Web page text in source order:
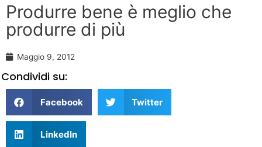
Produrre bene è meglio che
produrre di più
Maggio 9, 2012
Condividi su:
Facebook Twitter
LinkedIn